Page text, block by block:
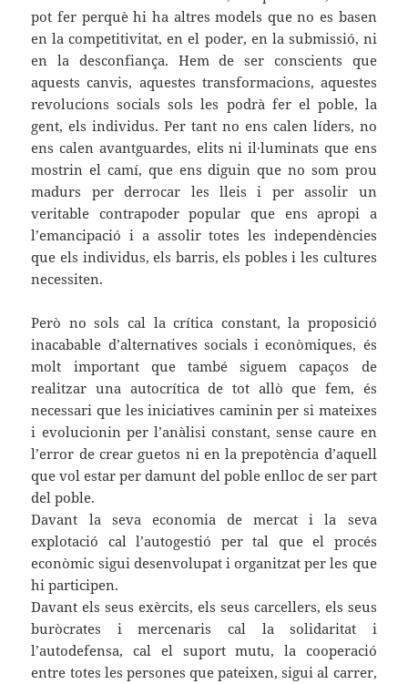
pot fer perquè hi ha altres models que no es basen
en la competitivitat, en el poder, en la submissió, ni
en la desconfiança. Hem de ser conscients que
aquests canvis, aquestes transformacions, aquestes
revolucions socials sols les podrà fer el poble, la
gent, els individus. Per tant no ens calen líders, no
ens calen avantguardes, elits ni il·luminats que ens
mostrin el camí, que ens diguin que no som prou
madurs per derrocar les lleis i per assolir un
veritable contrapoder popular que ens apropi a
l’emancipació i a assolir totes les independències
que els individus, els barris, els pobles i les cultures
necessiten.
Però no sols cal la crítica constant, la proposició
inacabable d’alternatives socials i econòmiques, és
molt important que també siguem capaços de
realitzar una autocrítica de tot allò que fem, és
necessari que les iniciatives caminin per si mateixes
i evolucionin per l’anàlisi constant, sense caure en
l’error de crear guetos ni en la prepotència d’aquell
que vol estar per damunt del poble enlloc de ser part
del poble.
Davant la seva economia de mercat i la seva
explotació cal l’autogestió per tal que el procés
econòmic sigui desenvolupat i organitzat per les que
hi participen.
Davant els seus exèrcits, els seus carcellers, els seus
buròcrates i mercenaris cal la solidaritat i
l’autodefensa, cal el suport mutu, la cooperació
entre totes les persones que pateixen, sigui al carrer,